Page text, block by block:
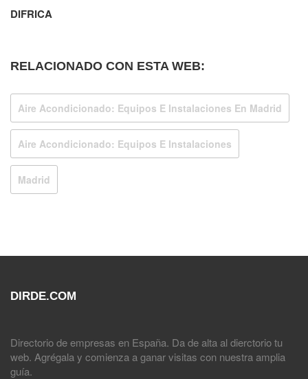
DIFRICA
RELACIONADO CON ESTA WEB:
Aire Acondicionado: Equipos E Instalaciones En Madrid
Aire Acondicionado: Equipos E Instalaciones
Madrid
DIRDE.COM
Directorio de empresas en España. Da de alta al dierctorio tu
web. Agrégala y comienza a ganar visitas con nuestra amplia
guía.